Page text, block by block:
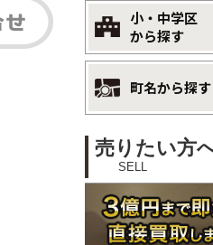
小・中学区
から探す
町名から探す
売りたい方
SELL